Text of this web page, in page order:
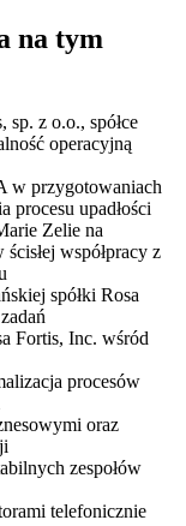
na tym
sp. z o.o., spółce
operacyjną
w przygotowaniach
procesu upadłości
Zelie na
współpracy z
spółki Rosa
Fortis, Inc. wśród
procesów
oraz
zespołów
telefonicznie